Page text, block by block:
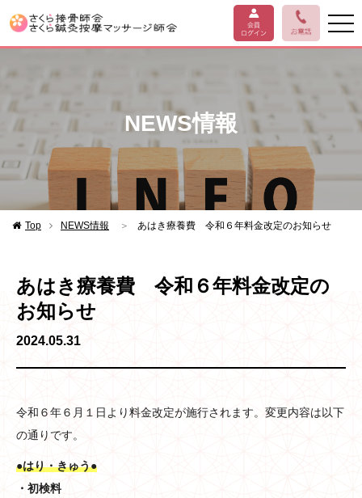
NEWS情報
Top NEWS情報 ＞ あはき療養費 令和６年料金改定のお知らせ
あはき療養費 令和６年料金改定の
お知らせ
2024.05.31
令和６年６月１日より料金改定が施行されます。変更内容は以下
の通りです。
●はり・きゅう●
・初検料